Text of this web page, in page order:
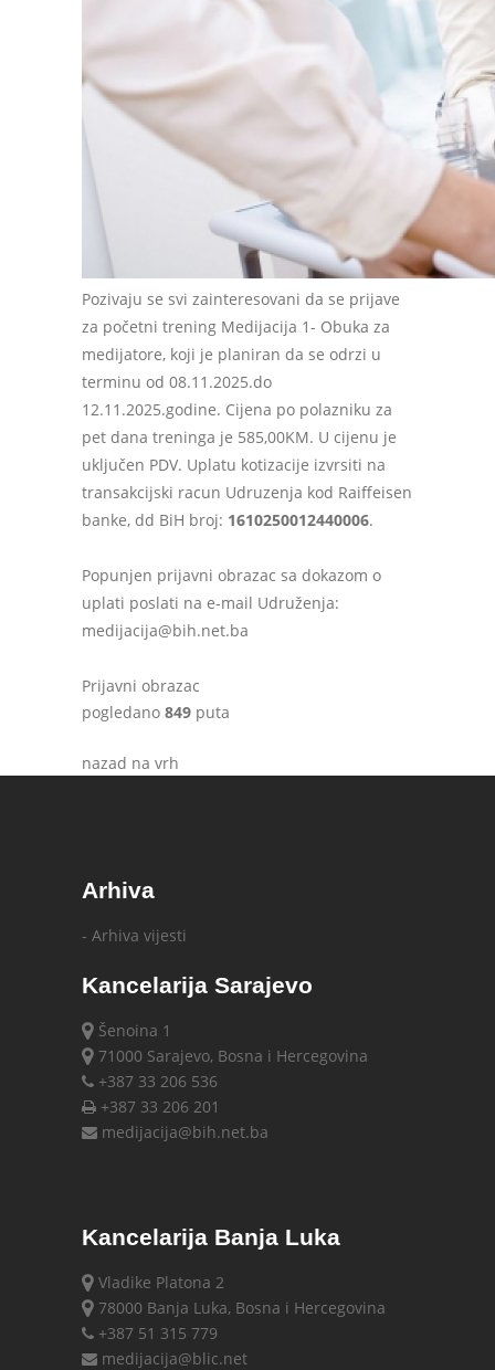
Pozivaju se svi zainteresovani da se prijave
za početni trening Medijacija 1- Obuka za
medijatore, koji je planiran da se odrzi u
terminu od 08.11.2025.do
12.11.2025.godine. Cijena po polazniku za
pet dana treninga je 585,00KM. U cijenu je
uključen PDV. Uplatu kotizacije izvrsiti na
transakcijski racun Udruzenja kod Raiffeisen
banke, dd BiH broj: 1610250012440006.
Popunjen prijavni obrazac sa dokazom o
uplati poslati na e-mail Udruženja:
medijacija@bih.net.ba
Prijavni obrazac
pogledano 849 puta
nazad na vrh
Arhiva
- Arhiva vijesti
Kancelarija Sarajevo
Šenoina 1
71000 Sarajevo, Bosna i Hercegovina
+387 33 206 536
+387 33 206 201
medijacija@bih.net.ba
Kancelarija Banja Luka
Vladike Platona 2
78000 Banja Luka, Bosna i Hercegovina
+387 51 315 779
medijacija@blic.net